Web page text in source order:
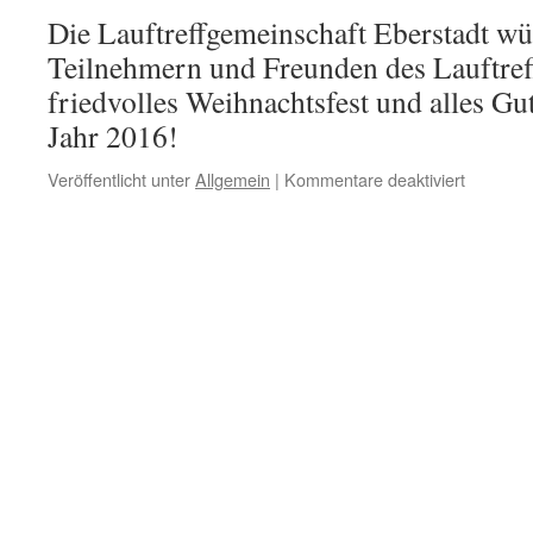
Die Lauftreffgemeinschaft Eberstadt
Teilnehmern und Freunden des
friedvolles Weihnachtsfest und alles
Jahr 2016!
Veröffentlicht unterAllgemein | Kommentare deaktiviertfür